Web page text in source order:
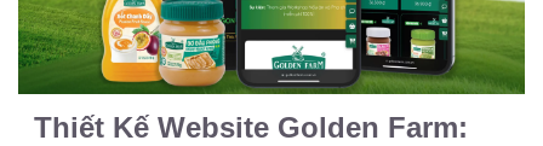
Thiết Kế Website Golden Farm: